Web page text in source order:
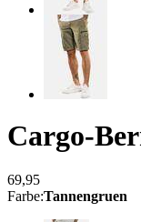
Cargo-
69,95
Farbe:Tannengruen